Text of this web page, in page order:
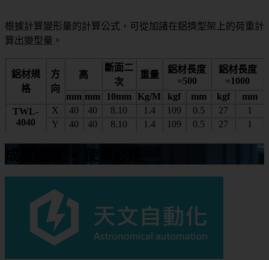
根據計算變形量的計算公式，可從加諸在鋁擠型架上的荷重計
算出變型量。
鋁材規
格
方
向
高
斷面二
次
重量
鋁材長度
=500
鋁材長度
=1000
mm mm 10mm Kg/M kgf mm kgf
mm
TWL-
4040
X 40 40 8.10 1.4 109 0.5 27
1
Y
40 40 8.10 1.4 109 0.5 27 1